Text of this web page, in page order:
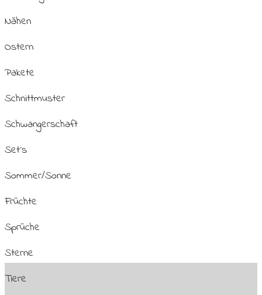
Nähen
Ostern
Pakete
Schnittmuster
Schwangerschaft
Set´s
Sommer/Sonne
Früchte
Sprüche
Sterne
Tiere